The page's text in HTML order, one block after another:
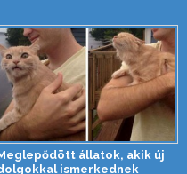
állatok, akik új
ismerkednek